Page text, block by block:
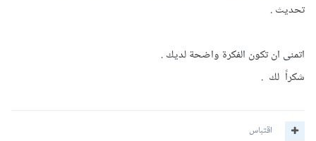
تحديث .
اتمنى ان تكون الفكرة واضحة لديك .
شكراً لك .
اقتباس